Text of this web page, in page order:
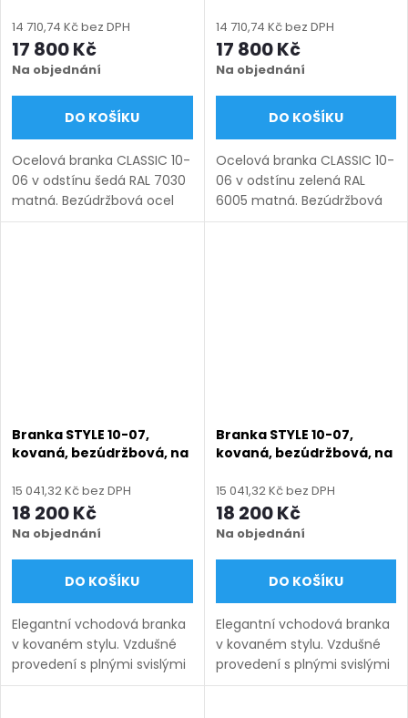
výška 1000–1950 mm),
šedá RAL 7030 matná
14 710,74 Kč bez DPH
17 800 Kč
Na objednání
DO KOŠÍKU
Ocelová branka CLASSIC 10-
06 v odstínu šedá RAL 7030
matná. Bezúdržbová ocel
(žárový zinek + práškový
výška 1000–1950 mm),
zelená RAL 6005 matná
14 710,74 Kč bez DPH
17 800 Kč
Na objednání
DO KOŠÍKU
Ocelová branka CLASSIC 10-
06 v odstínu zelená RAL
6005 matná. Bezúdržbová
ocel (žárový zinek +
Branka STYLE 10-07,
kovaná, bezúdržbová, na
výška 1000–1750 mm),
antracit RAL 7016 matná
15 041,32 Kč bez DPH
18 200 Kč
Na objednání
DO KOŠÍKU
Elegantní vchodová branka
v kovaném stylu. Vzdušné
provedení s plnými svislými
pruty 12×12 mm působí
Branka STYLE 10-07,
kovaná, bezúdržbová, na
výška 1000–1750 mm),
černá RAL 9005 matná
15 041,32 Kč bez DPH
18 200 Kč
Na objednání
DO KOŠÍKU
Elegantní vchodová branka
v kovaném stylu. Vzdušné
provedení s plnými svislými
pruty 12×12 mm působí